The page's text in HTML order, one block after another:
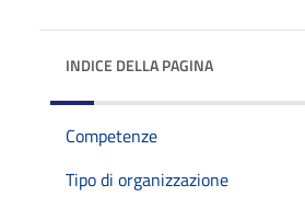
INDICE DELLA PAGINA
Competenze
Tipo di organizzazione